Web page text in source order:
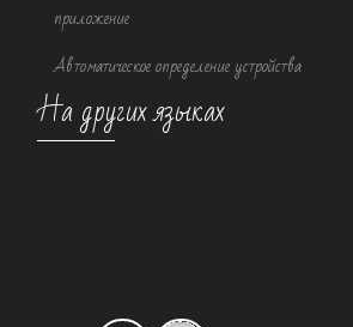
приложение
Автоматическое определение устройства
На других языках